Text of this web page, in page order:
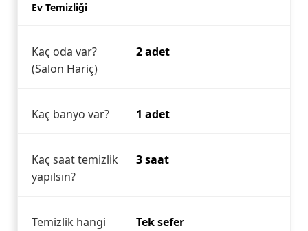
Ev Temizliği
Kaç oda var?
(Salon Hariç)
2 adet
Kaç banyo var? 1 adet
Kaç saat temizlik
yapılsın?
3 saat
Temizlik hangi
Tek sefer